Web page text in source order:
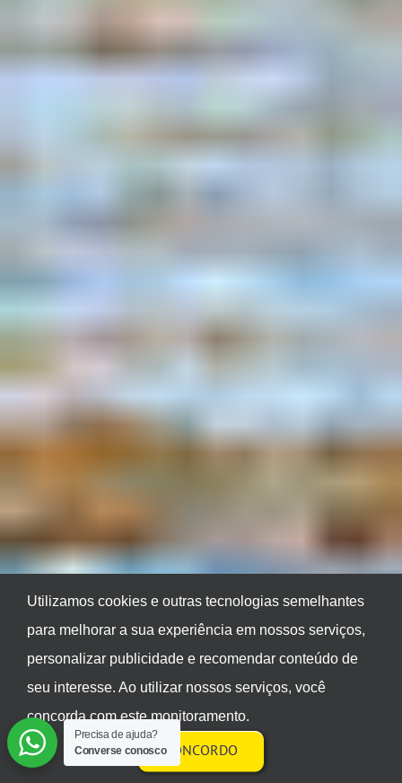
Precisa de ajuda?
Converse conosco
Utilizamos cookies e outras tecnologias semelhantes
para melhorar a sua experiência em nossos serviços,
personalizar publicidade e recomendar conteúdo de
seu interesse. Ao utilizar nossos serviços, você
concorda com este monitoramento.
CONCORDO